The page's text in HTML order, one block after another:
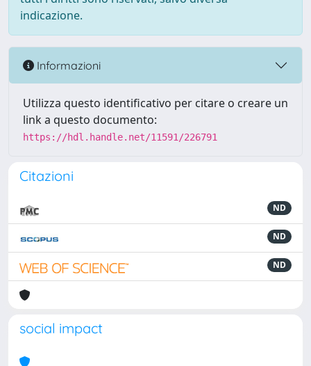
indicazione.
Informazioni
Utilizza questo identificativo per citare o creare un
link a questo documento:
https://hdl.handle.net/11591/226791
Citazioni
ND
ND
ND
social impact